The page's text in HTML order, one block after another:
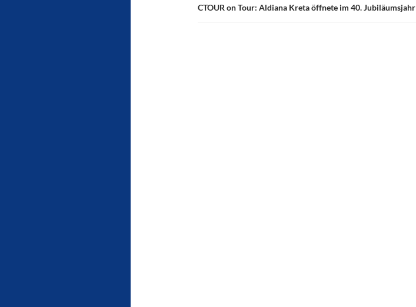
CTOUR on Tour: Aldiana Kreta öffnete im 40. Jubiläumsjahr